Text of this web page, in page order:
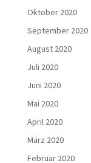
Oktober 2020
September 2020
August 2020
Juli 2020
Juni 2020
Mai 2020
April 2020
März 2020
Februar 2020